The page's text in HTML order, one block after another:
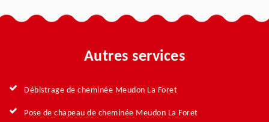
Autres services
Débistrage de cheminée Meudon La Foret
Pose de chapeau de cheminée Meudon La Foret